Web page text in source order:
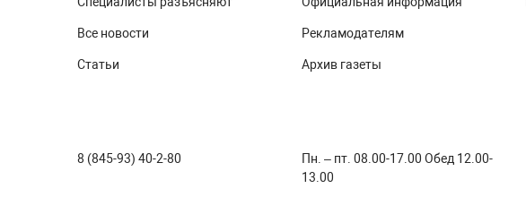
Все новости
Статьи
Рекламодателям
Архив газеты
8 (845-93) 40-2-80
Пн. – пт. 08.00-17.00 Обед 12.00-
13.00